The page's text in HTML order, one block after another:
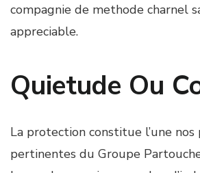
compagnie de methode charnel
appreciable.
Quietude Ou
La protection constitue l’une nos
pertinentes du Groupe